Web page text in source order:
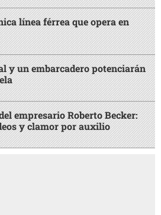
línea férrea que opera en
y un embarcadero potenciarán
empresario Roberto Becker:
y clamor por auxilio